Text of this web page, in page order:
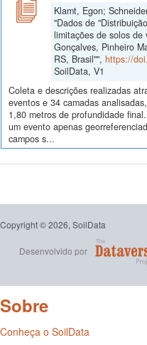
Klamt, Egon;
"Dados de
limitações de solos de
Gonçalves, Pinheiro
RS, Brasil"", https://
SoilData, V1
Coleta e descrições realizadas
eventos e 34 camadas
1,80 metros de profundidade
um evento apenas
campos s...
Copyright © 2026, SoilData
Desenvolvido por
Sobre
Conheça o SoilData